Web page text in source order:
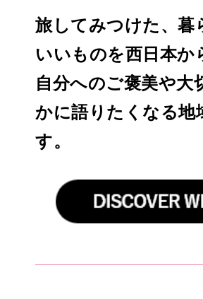
旅してみつけた、暮
いいものを西日本か
自分へのご褒美や大
かに語りたくなる
す。